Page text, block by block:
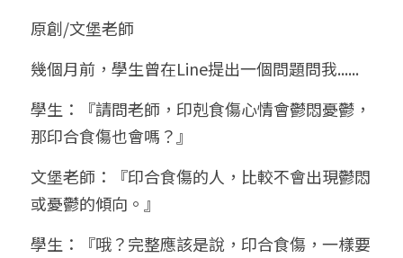
站長精選
臉書生活
好書推廌
陽宅視頻
線上直播
自我挑戰
八字進階班
八字中階班
八字高階班
五人實戰班
五行計算初階班
五行計算高階班
《十神高階實戰錄》完整典藏版
科學八字推理PDF
八字批命
小兒命名
科學八字推理1
科學八字推理2
科學八字推理3
科學八字輕鬆學
輕鬆學會科學八字推理
與我預約
批命預約
上課預約
常見問題
FB粉絲頁
登錄 / 註冊
搜索
繁體中文
0938617837
原創/文堡老師
幾個月前，學生曾在Line提出一個問題問我......
學生：『請問老師，印剋食傷心情會鬱悶憂鬱，
那印合食傷也會嗎？』
文堡老師：『印合食傷的人，比較不會出現鬱悶
或憂鬱的傾向。』
學生：『哦？完整應該是說，印合食傷，一樣要